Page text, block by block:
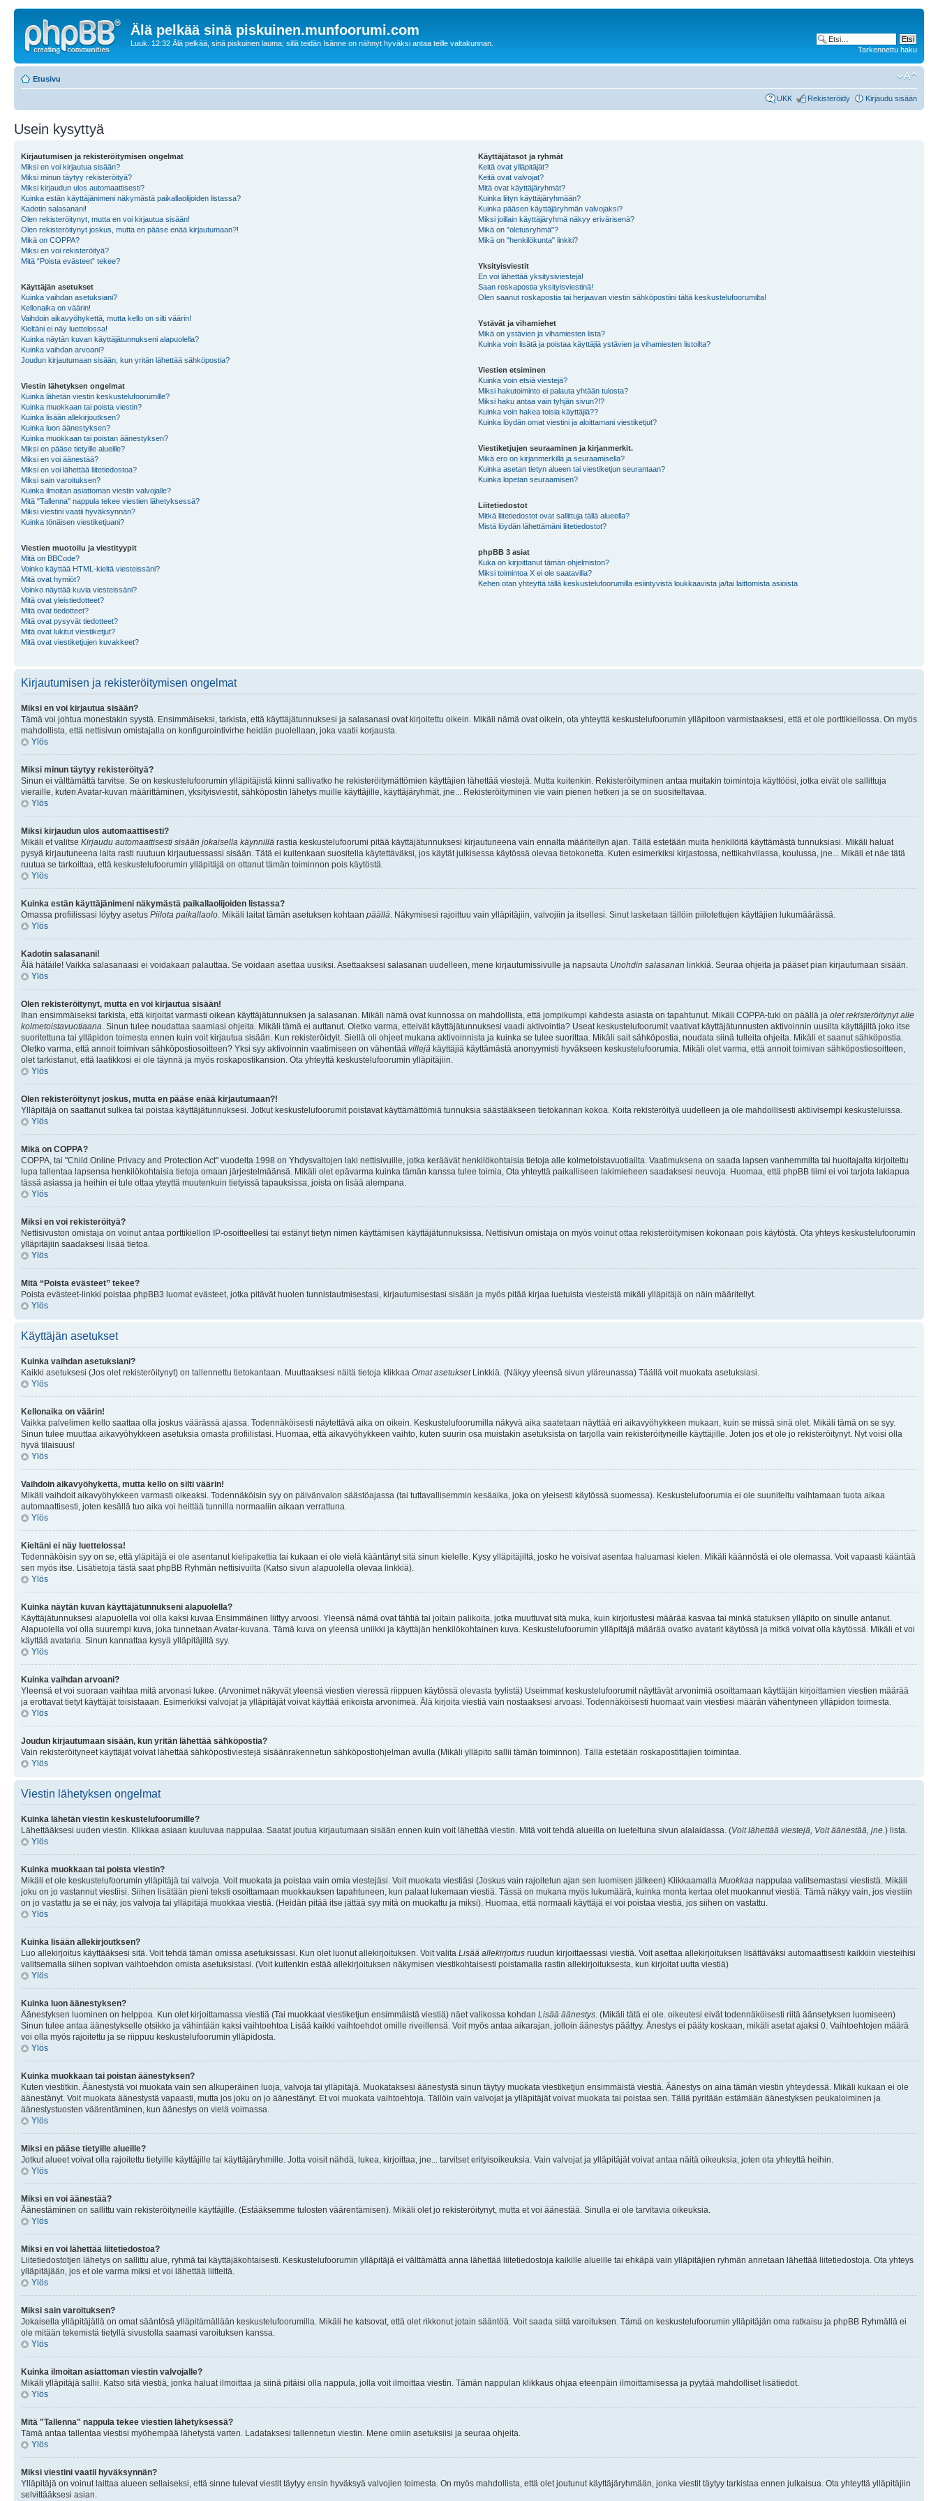
Älä pelkää sinä piskuinen.munfoorumi.com
Luuk. 12:32 Älä pelkää, sinä piskuinen lauma; sillä teidän Isänne on nähnyt hyväksi antaa teille valtakunnan.
Tarkennettu haku
Etusivu
UKK Rekisteröidy Kirjaudu sisään
Usein kysyttyä
Kirjautumisen ja rekisteröitymisen ongelmat
Miksi en voi kirjautua sisään?
Miksi minun täytyy rekisteröityä?
Miksi kirjaudun ulos automaattisesti?
Kuinka estän käyttäjänimeni näkymästä paikallaolijoiden listassa?
Kadotin salasanani!
Olen rekisteröitynyt, mutta en voi kirjautua sisään!
Olen rekisteröitynyt joskus, mutta en pääse enää kirjautumaan?!
Mikä on COPPA?
Miksi en voi rekisteröityä?
Mitä “Poista evästeet” tekee?
Käyttäjän asetukset
Kuinka vaihdan asetuksiani?
Kellonaika on väärin!
Vaihdoin aikavyöhykettä, mutta kello on silti väärin!
Kieltäni ei näy luettelossa!
Kuinka näytän kuvan käyttäjätunnukseni alapuolella?
Kuinka vaihdan arvoani?
Joudun kirjautumaan sisään, kun yritän lähettää sähköpostia?
Viestin lähetyksen ongelmat
Kuinka lähetän viestin keskustelufoorumille?
Kuinka muokkaan tai poista viestin?
Kuinka lisään allekirjoutksen?
Kuinka luon äänestyksen?
Kuinka muokkaan tai poistan äänestyksen?
Miksi en pääse tietyille alueille?
Miksi en voi äänestää?
Miksi en voi lähettää liitetiedostoa?
Miksi sain varoituksen?
Kuinka ilmoitan asiattoman viestin valvojalle?
Mitä "Tallenna" nappula tekee viestien lähetyksessä?
Miksi viestini vaatii hyväksynnän?
Kuinka tönäisen viestiketjuani?
Viestien muotoilu ja viestityypit
Mitä on BBCode?
Voinko käyttää HTML-kieltä viesteissäni?
Mitä ovat hymiöt?
Voinko näyttää kuvia viesteissäni?
Mitä ovat yleistiedotteet?
Mitä ovat tiedotteet?
Mitä ovat pysyvät tiedotteet?
Mitä ovat lukitut viestiketjut?
Mitä ovat viestiketjujen kuvakkeet?
Käyttäjätasot ja ryhmät
Keitä ovat ylläpitäjät?
Keitä ovat valvojat?
Mitä ovat käyttäjäryhmät?
Kuinka liityn käyttäjäryhmään?
Kuinka pääsen käyttäjäryhmän valvojaksi?
Miksi joillain käyttäjäryhmä näkyy erivärisenä?
Mikä on "oletusryhmä"?
Mikä on "henkilökunta" linkki?
Yksityisviestit
En voi lähettää yksitysiviestejä!
Saan roskapostia yksityisviestinä!
Olen saanut roskapostia tai herjaavan viestin sähköpostiini tältä keskustelufoorumilta!
Ystävät ja vihamiehet
Mikä on ystävien ja vihamiesten lista?
Kuinka voin lisätä ja poistaa käyttäjiä ystävien ja vihamiesten listoilta?
Viestien etsiminen
Kuinka voin etsiä viestejä?
Miksi hakutoiminto ei palauta yhtään tulosta?
Miksi haku antaa vain tyhjän sivun?!?
Kuinka voin hakea toisia käyttäjiä??
Kuinka löydän omat viestini ja aloittamani viestiketjut?
Viestiketjujen seuraaminen ja kirjanmerkit.
Mikä ero on kirjanmerkillä ja seuraamisella?
Kuinka asetan tietyn alueen tai viestiketjun seurantaan?
Kuinka lopetan seuraamisen?
Liitetiedostot
Mitkä liitetiedostot ovat sallittuja tällä alueella?
Mistä löydän lähettämäni liitetiedostot?
phpBB 3 asiat
Kuka on kirjoittanut tämän ohjelmiston?
Miksi toimintoa X ei ole saatavilla?
Kehen otan yhteyttä tällä keskustelufoorumilla esiintyvistä loukkaavista ja/tai laittomista asioista
Kirjautumisen ja rekisteröitymisen ongelmat
Miksi en voi kirjautua sisään?
Tämä voi johtua monestakin syystä. Ensimmäiseksi, tarkista, että käyttäjätunnuksesi ja salasanasi ovat kirjoitettu oikein. Mikäli nämä ovat oikein, ota yhteyttä keskustelufoorumin ylläpitoon varmistaaksesi, että et ole porttikiellossa. On myös
mahdollista, että nettisivun omistajalla on konfigurointivirhe heidän puolellaan, joka vaatii korjausta.
Ylös
Miksi minun täytyy rekisteröityä?
Sinun ei välttämättä tarvitse. Se on keskustelufoorumin ylläpitäjistä kiinni sallivatko he rekisteröitymättömien käyttäjien lähettää viestejä. Mutta kuitenkin. Rekisteröityminen antaa muitakin toimintoja käyttöösi, jotka eivät ole sallittuja
vieraille, kuten Avatar-kuvan määrittäminen, yksityisviestit, sähköpostin lähetys muille käyttäjille, käyttäjäryhmät, jne... Rekisteröityminen vie vain pienen hetken ja se on suositeltavaa.
Ylös
Miksi kirjaudun ulos automaattisesti?
Mikäli et valitse Kirjaudu automaattisesti sisään jokaisella käynnillä rastia keskustelufoorumi pitää käyttäjätunnuksesi kirjautuneena vain ennalta määritellyn ajan. Tällä estetään muita henkilöitä käyttämästä tunnuksiasi. Mikäli haluat
pysyä kirjautuneena laita rasti ruutuun kirjautuessassi sisään. Tätä ei kuitenkaan suositella käytettäväksi, jos käytät julkisessa käytössä olevaa tietokonetta. Kuten esimerkiksi kirjastossa, nettikahvilassa, koulussa, jne... Mikäli et näe tätä
ruutua se tarkoittaa, että keskustelufoorumin ylläpitäjä on ottanut tämän toiminnon pois käytöstä.
Ylös
Kuinka estän käyttäjänimeni näkymästä paikallaolijoiden listassa?
Omassa profiilissasi löytyy asetus Piilota paikallaolo . Mikäli laitat tämän asetuksen kohtaan päällä . Näkymisesi rajoittuu vain ylläpitäjiin, valvojiin ja itsellesi. Sinut lasketaan tällöin piilotettujen käyttäjien lukumäärässä.
Ylös
Kadotin salasanani!
Älä hätäile! Vaikka salasanaasi ei voidakaan palauttaa. Se voidaan asettaa uusiksi. Asettaaksesi salasanan uudelleen, mene kirjautumissivulle ja napsauta Unohdin salasanan linkkiä. Seuraa ohjeita ja pääset pian kirjautumaan sisään.
Ylös
Olen rekisteröitynyt, mutta en voi kirjautua sisään!
Ihan ensimmäiseksi tarkista, että kirjoitat varmasti oikean käyttäjätunnuksen ja salasanan. Mikäli nämä ovat kunnossa on mahdollista, että jompikumpi kahdesta asiasta on tapahtunut. Mikäli COPPA-tuki on päällä ja olet rekisteröitynyt alle
kolmetoistavuotiaana . Sinun tulee noudattaa saamiasi ohjeita. Mikäli tämä ei auttanut. Oletko varma, etteivät käyttäjätunnuksesi vaadi aktivointia? Useat keskustelufoorumit vaativat käyttäjätunnusten aktivoinnin uusilta käyttäjiltä joko itse
suoritettuna tai ylläpidon toimesta ennen kuin voit kirjautua sisään. Kun rekisteröidyit. Siellä oli ohjeet mukana aktivoinnista ja kuinka se tulee suorittaa. Mikäli sait sähköpostia, noudata siinä tulleita ohjeita. Mikäli et saanut sähköpostia.
Oletko varma, että annoit toimivan sähköpostiosoitteen? Yksi syy aktivoinnin vaatimiseen on vähentää villejä käyttäjiä käyttämästä anonyymisti hyväkseen keskustelufoorumia. Mikäli olet varma, että annoit toimivan sähköpostiosoitteen,
olet tarkistanut, että laatikkosi ei ole täynnä ja myös roskapostikansion. Ota yhteyttä keskustelufoorumin ylläpitäjiin.
Ylös
Olen rekisteröitynyt joskus, mutta en pääse enää kirjautumaan?!
Ylläpitäjä on saattanut sulkea tai poistaa käyttäjätunnuksesi. Jotkut keskustelufoorumit poistavat käyttämättömiä tunnuksia säästääkseen tietokannan kokoa. Koita rekisteröityä uudelleen ja ole mahdollisesti aktiivisempi keskusteluissa.
Ylös
Mikä on COPPA?
COPPA, tai "Child Online Privacy and Protection Act" vuodelta 1998 on Yhdysvaltojen laki nettisivuille, jotka keräävät henkilökohtaisia tietoja alle kolmetoistavuotiailta. Vaatimuksena on saada lapsen vanhemmilta tai huoltajalta kirjoitettu
lupa tallentaa lapsensa henkilökohtaisia tietoja omaan järjestelmäänsä. Mikäli olet epävarma kuinka tämän kanssa tulee toimia, Ota yhteyttä paikalliseen lakimieheen saadaksesi neuvoja. Huomaa, että phpBB tiimi ei voi tarjota lakiapua
tässä asiassa ja heihin ei tule ottaa yteyttä muutenkuin tietyissä tapauksissa, joista on lisää alempana.
Ylös
Miksi en voi rekisteröityä?
Nettisivuston omistaja on voinut antaa porttikiellon IP-osoitteellesi tai estänyt tietyn nimen käyttämisen käyttäjätunnuksissa. Nettisivun omistaja on myös voinut ottaa rekisteröitymisen kokonaan pois käytöstä. Ota yhteys keskustelufoorumin
ylläpitäjiin saadaksesi lisää tietoa.
Ylös
Mitä “Poista evästeet” tekee?
Poista evästeet-linkki poistaa phpBB3 luomat evästeet, jotka pitävät huolen tunnistautmisestasi, kirjautumisestasi sisään ja myös pitää kirjaa luetuista viesteistä mikäli ylläpitäjä on näin määritellyt.
Ylös
Käyttäjän asetukset
Kuinka vaihdan asetuksiani?
Kaikki asetuksesi (Jos olet rekisteröitynyt) on tallennettu tietokantaan. Muuttaaksesi näitä tietoja klikkaa Omat asetuksetLinkkiä. (Näkyy yleensä sivun yläreunassa) Täällä voit muokata asetuksiasi.
Ylös
Kellonaika on väärin!
Vaikka palvelimen kello saattaa olla joskus väärässä ajassa. Todennäköisesti näytettävä aika on oikein. Keskustelufoorumilla näkyvä aika saatetaan näyttää eri aikavyöhykkeen mukaan, kuin se missä sinä olet. Mikäli tämä on se syy.
Sinun tulee muuttaa aikavyöhykkeen asetuksia omasta profiilistasi. Huomaa, että aikavyöhykkeen vaihto, kuten suurin osa muistakin asetuksista on tarjolla vain rekisteröityneille käyttäjille. Joten jos et ole jo rekisteröitynyt. Nyt voisi olla
hyvä tilaisuus!
Ylös
Vaihdoin aikavyöhykettä, mutta kello on silti väärin!
Mikäli vaihdoit aikavyöhykkeen varmasti oikeaksi. Todennäköisin syy on päivänvalon säästöajassa (tai tuttavallisemmin kesäaika, joka on yleisesti käytössä suomessa). Keskustelufoorumia ei ole suuniteltu vaihtamaan tuota aikaa
automaattisesti, joten kesällä tuo aika voi heittää tunnilla normaaliin aikaan verrattuna.
Ylös
Kieltäni ei näy luettelossa!
Todennäköisin syy on se, että yläpitäjä ei ole asentanut kielipakettia tai kukaan ei ole vielä kääntänyt sitä sinun kielelle. Kysy ylläpitäjiltä, josko he voisivat asentaa haluamasi kielen. Mikäli käännöstä ei ole olemassa. Voit vapaasti kääntää
sen myös itse. Lisätietoja tästä saat phpBB Ryhmän nettisivuilta (Katso sivun alapuolella olevaa linkkiä).
Ylös
Kuinka näytän kuvan käyttäjätunnukseni alapuolella?
Käyttäjätunnuksesi alapuolella voi olla kaksi kuvaa Ensimmäinen liittyy arvoosi. Yleensä nämä ovat tähtiä tai joitain palikoita, jotka muuttuvat sitä muka, kuin kirjoitustesi määrää kasvaa tai minkä statuksen ylläpito on sinulle antanut.
Alapuolella voi olla suurempi kuva, joka tunnetaan Avatar-kuvana. Tämä kuva on yleensä uniikki ja käyttäjän henkilökohtainen kuva. Keskustelufoorumin ylläpitäjä määrää ovatko avatarit käytössä ja mitkä voivat olla käytössä. Mikäli et voi
käyttää avataria. Sinun kannattaa kysyä ylläpitäjiltä syy.
Ylös
Kuinka vaihdan arvoani?
Yleensä et voi suoraan vaihtaa mitä arvonasi lukee. (Arvonimet näkyvät yleensä viestien vieressä riippuen käytössä olevasta tyylistä) Useimmat keskustelufoorumit näyttävät arvonimiä osoittamaan käyttäjän kirjoittamien viestien määrää
ja erottavat tietyt käyttäjät toisistaaan. Esimerkiksi valvojat ja ylläpitäjät voivat käyttää erikoista arvonimeä. Älä kirjoita viestiä vain nostaaksesi arvoasi. Todennäköisesti huomaat vain viestiesi määrän vähentyneen ylläpidon toimesta.
Ylös
Joudun kirjautumaan sisään, kun yritän lähettää sähköpostia?
Vain rekisteröityneet käyttäjät voivat lähettää sähköpostiviestejä sisäänrakennetun sähköpostiohjelman avulla (Mikäli ylläpito sallii tämän toiminnon). Tällä estetään roskapostittajien toimintaa.
Ylös
Viestin lähetyksen ongelmat
Kuinka lähetän viestin keskustelufoorumille?
Lähettääksesi uuden viestin. Klikkaa asiaan kuuluvaa nappulaa. Saatat joutua kirjautumaan sisään ennen kuin voit lähettää viestin. Mitä voit tehdä alueilla on lueteltuna sivun alalaidassa. (Voit lähettää viestejä, Voit äänestää, jne. ) lista.
Ylös
Kuinka muokkaan tai poista viestin?
Mikäli et ole keskustelufoorumin ylläpitäjä tai valvoja. Voit muokata ja poistaa vain omia viestejäsi. Voit muokata viestiäsi (Joskus vain rajoitetun ajan sen luomisen jälkeen) Klikkaamalla Muokkaa nappulaa valitsemastasi viestistä. Mikäli
joku on jo vastannut viestiisi. Siihen lisätään pieni teksti osoittamaan muokkauksen tapahtuneen, kun palaat lukemaan viestiä. Tässä on mukana myös lukumäärä, kuinka monta kertaa olet muokannut viestiä. Tämä näkyy vain, jos viestiin
on jo vastattu ja se ei näy, jos valvoja tai ylläpitäjä muokkaa viestiä. (Heidän pitää itse jättää syy mitä on muokattu ja miksi). Huomaa, että normaali käyttäjä ei voi poistaa viestiä, jos siihen on vastattu.
Ylös
Kuinka lisään allekirjoutksen?
Luo allekirjoitus käyttääksesi sitä. Voit tehdä tämän omissa asetuksissasi. Kun olet luonut allekirjoituksen. Voit valita Lisää allekirjoitus ruudun kirjoittaessasi viestiä. Voit asettaa allekirjoituksen lisättäväksi automaattisesti kaikkiin viesteihisi
valitsemalla siihen sopivan vaihtoehdon omista asetuksistasi. (Voit kuitenkin estää allekirjoituksen näkymisen viestikohtaisesti poistamalla rastin allekirjoituksesta, kun kirjoitat uutta viestiä)
Ylös
Kuinka luon äänestyksen?
Äänestyksen luominen on helppoa. Kun olet kirjoittamassa viestiä (Tai muokkaat viestiketjun ensimmäistä viestiä) näet valikossa kohdan Lisää äänestys . (Mikäli tätä ei ole. oikeutesi eivät todennäköisesti riitä äänsetyksen luomiseen)
Sinun tulee antaa äänestykselle otsikko ja vähintään kaksi vaihtoehtoa Lisää kaikki vaihtoehdot omille riveillensä. Voit myös antaa aikarajan, jolloin äänestys päättyy. Änestys ei pääty koskaan, mikäli asetat ajaksi 0. Vaihtoehtojen määrä
voi olla myös rajoitettu ja se riippuu keskustelufoorumin ylläpidosta.
Ylös
Kuinka muokkaan tai poistan äänestyksen?
Kuten viestitkin. Äänestystä voi muokata vain sen alkuperäinen luoja, valvoja tai ylläpitäjä. Muokataksesi äänestystä sinun täytyy muokata viestiketjun ensimmäistä viestiä. Äänestys on aina tämän viestin yhteydessä. Mikäli kukaan ei ole
äänestänyt. Voit muokata äänestystä vapaasti, mutta jos joku on jo äänestänyt. Et voi muokata vaihtoehtoja. Tällöin vain valvojat ja ylläpitäjät voivat muokata tai poistaa sen. Tällä pyritään estämään äänestyksen peukaloiminen ja
äänestystuosten väärentäminen, kun äänestys on vielä voimassa.
Ylös
Miksi en pääse tietyille alueille?
Jotkut alueet voivat olla rajoitettu tietyille käyttäjille tai käyttäjäryhmille. Jotta voisit nähdä, lukea, kirjoittaa, jne... tarvitset erityisoikeuksia. Vain valvojat ja ylläpitäjät voivat antaa näitä oikeuksia, joten ota yhteyttä heihin.
Ylös
Miksi en voi äänestää?
Äänestäminen on sallittu vain rekisteröityneille käyttäjille. (Estääksemme tulosten väärentämisen). Mikäli olet jo rekisteröitynyt, mutta et voi äänestää. Sinulla ei ole tarvitavia oikeuksia.
Ylös
Miksi en voi lähettää liitetiedostoa?
Liitetiedostotjen lähetys on sallittu alue, ryhmä tai käyttäjäkohtaisesti. Keskustelufoorumin ylläpitäjä ei välttämättä anna lähettää liitetiedostoja kaikille alueille tai ehkäpä vain ylläpitäjien ryhmän annetaan lähettää liitetiedostoja. Ota yhteys
ylläpitäjään, jos et ole varma miksi et voi lähettää liitteitä.
Ylös
Miksi sain varoituksen?
Jokaisella ylläpitäjällä on omat sääntösä ylläpitämällään keskustelufoorumilla. Mikäli he katsovat, että olet rikkonut jotain sääntöä. Voit saada siitä varoituksen. Tämä on keskustelufoorumin ylläpitäjän oma ratkaisu ja phpBB Ryhmällä ei
ole mitään tekemistä tietyllä sivustolla saamasi varoituksen kanssa.
Ylös
Kuinka ilmoitan asiattoman viestin valvojalle?
Mikäli ylläpitäjä sallii. Katso sitä viestiä, jonka haluat ilmoittaa ja siinä pitäisi olla nappula, jolla voit ilmoittaa viestin. Tämän nappulan klikkaus ohjaa eteenpäin ilmoittamisessa ja pyytää mahdolliset lisätiedot.
Ylös
Mitä "Tallenna" nappula tekee viestien lähetyksessä?
Tämä antaa tallentaa viestisi myöhempää lähetystä varten. Ladataksesi tallennetun viestin. Mene omiin asetuksiisi ja seuraa ohjeita.
Ylös
Miksi viestini vaatii hyväksynnän?
Ylläpitäjä on voinut laittaa alueen sellaiseksi, että sinne tulevat viestit täytyy ensin hyväksyä valvojien toimesta. On myös mahdollista, että olet joutunut käyttäjäryhmään, jonka viestit täytyy tarkistaa ennen julkaisua. Ota yhteyttä ylläpitäjiin
selvittääksesi asian.